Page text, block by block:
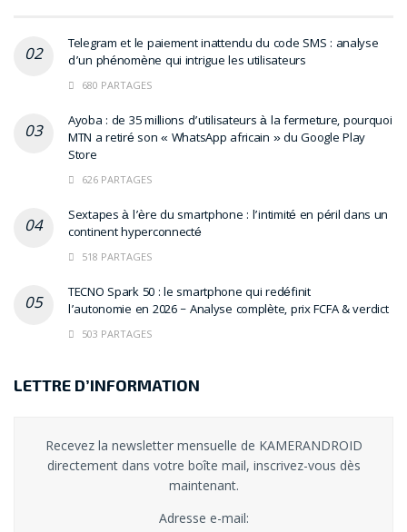
Telegram et le paiement inattendu du code SMS : analyse
d’un phénomène qui intrigue les utilisateurs
680 PARTAGES
Ayoba : de 35 millions d’utilisateurs à la fermeture, pourquoi
MTN a retiré son « WhatsApp africain » du Google Play
Store
626 PARTAGES
Sextapes à l’ère du smartphone : l’intimité en péril dans un
continent hyperconnecté
518 PARTAGES
TECNO Spark 50 : le smartphone qui redéfinit
l’autonomie en 2026 – Analyse complète, prix FCFA & verdict
503 PARTAGES
LETTRE D’INFORMATION
Recevez la newsletter mensuelle de KAMERANDROID
directement dans votre boîte mail, inscrivez-vous dès
maintenant.
Adresse e-mail: